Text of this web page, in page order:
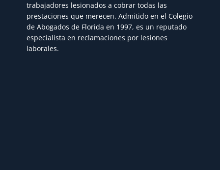
trabajadores lesionados a cobrar todas las
prestaciones que merecen. Admitido en el Colegio
de Abogados de Florida en 1997, es un reputado
especialista en reclamaciones por lesiones
laborales.